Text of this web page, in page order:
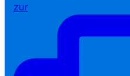
zur